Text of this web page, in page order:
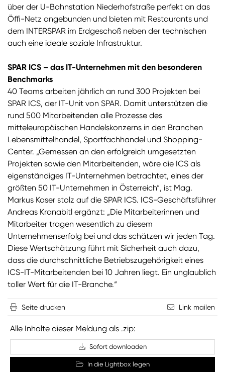
über der U-Bahnstation Niederhofstraße perfekt an das
Öffi-Netz angebunden und bieten mit Restaurants und
dem INTERSPAR im Erdgeschoß neben der technischen
auch eine ideale soziale Infrastruktur.
SPAR ICS – das IT-Unternehmen mit den besonderen
Benchmarks
40 Teams arbeiten jährlich an rund 300 Projekten bei
SPAR ICS, der IT-Unit von SPAR. Damit unterstützen die
rund 500 Mitarbeitenden alle Prozesse des
mitteleuropäischen Handelskonzerns in den Branchen
Lebensmittelhandel, Sportfachhandel und Shopping-
Center. „Gemessen an den erfolgreich umgesetzten
Projekten sowie den Mitarbeitenden, wäre die ICS als
eigenständiges IT-Unternehmen betrachtet, eines der
größten 50 IT-Unternehmen in Österreich“, ist Mag.
Markus Kaser stolz auf die SPAR ICS. ICS-Geschäftsführer
Andreas Kranabitl ergänzt: „Die Mitarbeiterinnen und
Mitarbeiter tragen wesentlich zu diesem
Unternehmenserfolg bei und das schätzen wir jeden Tag.
Diese Wertschätzung führt mit Sicherheit auch dazu,
dass die durchschnittliche Betriebszugehörigkeit eines
ICS-IT-Mitarbeitenden bei 10 Jahren liegt. Ein unglaublich
toller Wert für die IT-Branche.“
Seite drucken Link mailen
Alle Inhalte dieser Meldung als .zip:
Sofort downloaden
In die Lightbox legen